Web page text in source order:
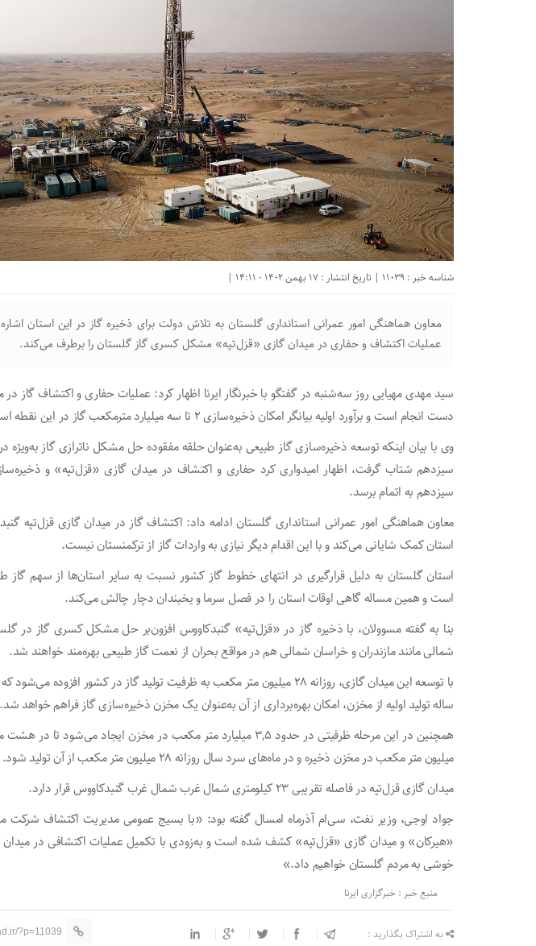
شناسه خبر : 11039 | تاریخ انتشار : 17 بهمن 1402 - 14:11 |
معاون هماهنگی امور عمرانی استانداری گلستان به تلاش دولت برای ذخیره گاز در این استان
عملیات اکتشاف و حفاری در میدان گازی «قزل‌تپه» مشکل کسری گاز گلستان را برطرف می‌کند.
سید مهدی مهیایی روز سه‌شنبه در گفتگو با خبرنگار ایرنا اظهار کرد: عملیات حفاری و اکتشاف گاز در
دست انجام است و برآورد اولیه بیانگر امکان ذخیره‌سازی ۲ تا سه میلیارد مترمکعب گاز در این نقطه است.
وی با بیان اینکه توسعه ذخیره‌سازی گاز طبیعی به‌عنوان حلقه مفقوده حل مشکل ناترازی گاز
سیزدهم شتاب گرفت، اظهار امیدواری کرد حفاری و اکتشاف در میدان گازی «قزل‌تپه» و
سیزدهم به اتمام برسد.
معاون هماهنگی امور عمرانی استانداری گلستان ادامه داد: اکتشاف گاز در میدان گازی قزل‌تپه
استان کمک شایانی می‌کند و با این اقدام دیگر نیازی به واردات گاز از ترکمنستان نیست.
استان گلستان به دلیل قرارگیری در انتهای خطوط گاز کشور نسبت به سایر استان‌ها از سهم گاز
است و همین مساله گاهی اوقات استان را در فصل سرما و یخبندان دچار چالش می‌کند.
بنا به گفته مسوولان، با ذخیره گاز در «قزل‌تپه» گنبدکاووس افزون‌بر حل مشکل کسری گاز در
شمالی مانند مازندران و خراسان شمالی هم در مواقع بحران از نعمت گاز طبیعی بهره‌مند خواهند شد.
با توسعه این میدان گازی، روزانه ۲۸ میلیون متر مکعب به ظرفیت تولید گاز در کشور
ساله تولید اولیه از مخزن، امکان بهره‌برداری از آن به‌عنوان یک مخزن ذخیره‌سازی گاز فراهم خواهد شد.
میلیون متر مکعب در مخزن ذخیره و در ماه‌های سرد سال روزانه ۲۸ میلیون متر مکعب از آن تولید شود.
میدان گازی قزل‌تپه در فاصله تقریبی ۲۳ کیلومتری شمال غرب شمال غرب گنبدکاووس قرار دارد.
جواد اوجی، وزیر نفت، سی‌ام آذرماه امسال گفته بود: «با بسیج عمومی مدیریت اکتشاف شرکت
«هیرکان» و میدان گازی «قزل‌تپه» کشف شده است و به‌زودی با تکمیل عملیات اکتشافی در میدان
خوشی به مردم گلستان خواهیم داد.»
منبع خبر : خبرگزاری ایرنا
به اشتراک بگذارید : ?p=11039